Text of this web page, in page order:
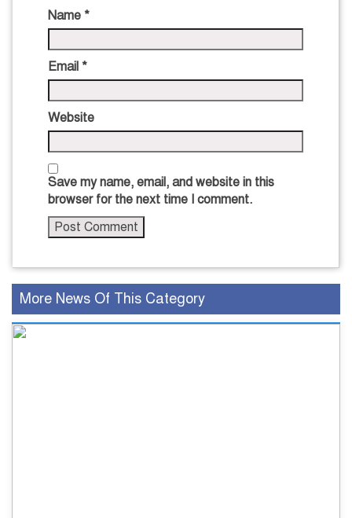
Name *
Email *
Website
Save my name, email, and website in this
browser for the next time I comment.
More News Of This Category